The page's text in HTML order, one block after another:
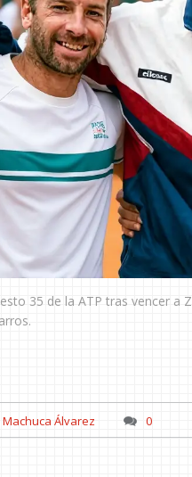
35 de la ATP tras vencer a
Machuca Álvarez 0